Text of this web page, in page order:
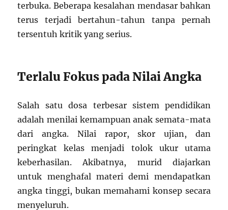
terbuka. Beberapa kesalahan mendasar bahkan
terus terjadi bertahun-tahun tanpa pernah
tersentuh kritik yang serius.
Terlalu Fokus pada Nilai Angka
Salah satu dosa terbesar sistem pendidikan
adalah menilai kemampuan anak semata-mata
dari angka. Nilai rapor, skor ujian, dan
peringkat kelas menjadi tolok ukur utama
keberhasilan. Akibatnya, murid diajarkan
untuk menghafal materi demi mendapatkan
angka tinggi, bukan memahami konsep secara
menyeluruh.